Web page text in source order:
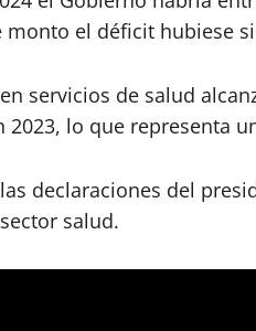
monto el déficit hubiese
servicios de salud
2023, lo que representa
declaraciones del
salud.